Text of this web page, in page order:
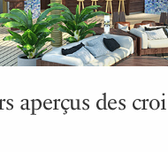
aperçus des